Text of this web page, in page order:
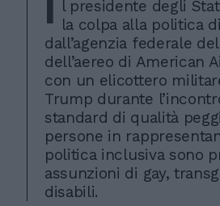
I l presidente degli
la colpa alla politica
dall’agenzia federale
dell’aereo di American
con un elicottero
Trump durante
standard di qualità
persone in
politica inclusiva sono
assunzioni di gay,
disabili.